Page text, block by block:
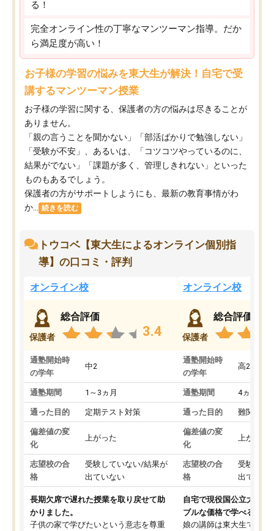
る！
完全オンライン性の丁寧なマンツーマン指導。だか
ら満足度が高い！
お子様の学習の悩みを東大生が解決！自宅で受
講するマンツーマン授業
お子様の学習に関する、保護者の方の悩みは尽きることが
ありません。
「親の言うことを聞かない」「部活ばかりで勉強しない」
「受験が不安」、あるいは、「コツコツやっているのに、
結果がでない」「課題が多く、管理しきれない」といった
ものもあるでしょう。
保護者の方がサポートしようにも、最新の教育事情がわ
か...
続きを読む
トウコベ【東大生によるオンライン個別指
導】の口コミ・評判
オンライン校
保護者
総合評価
3.4
通塾開始時
の学年
中2
通塾期間 1～3ヵ月
通った目的 定期テスト対策
偏差値の変
化
上がった
志望校の合
格
受験していない/結果が
出ていない
長期欠席で遅れた授業を取り戻せて助
かりました。
子供の家で学びたいという意志を尊重
オンライン校
保護者
総合評価
通塾開始時
の学年
高2
通塾期間 4ヵ月～1
通った目的 難関私立
偏差値の変
化
上がった
志望校の合
格
受験して
出ていな
自宅で現役国公立大学生
ブルな価格で学べる
娘の講師は東大生では無